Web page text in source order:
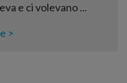
e ci volevano ...
>